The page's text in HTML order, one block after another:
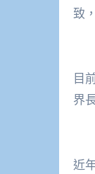
致
目
界
近